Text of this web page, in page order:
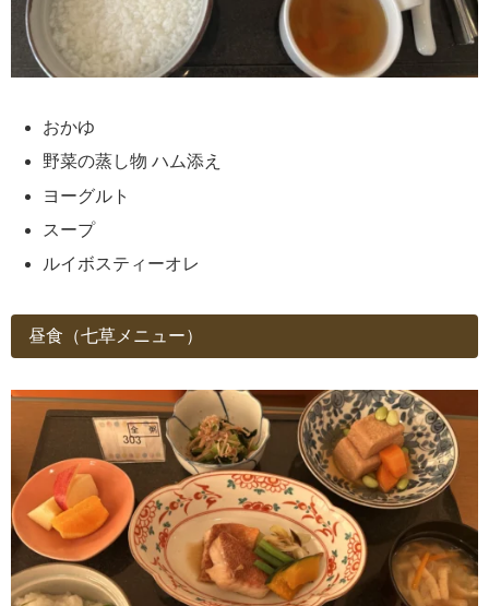
おかゆ
野菜の蒸し物 ハム添え
ヨーグルト
スープ
ルイボスティーオレ
昼食（七草メニュー）